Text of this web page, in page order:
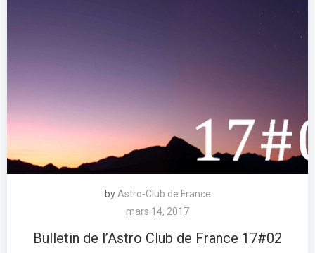
by Astro-Club de France
mars 14, 2017
Bulletin de l’Astro Club de France 17#02